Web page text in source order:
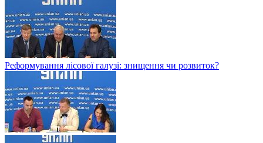
Реформування лісової галузі: знищення чи розвиток?